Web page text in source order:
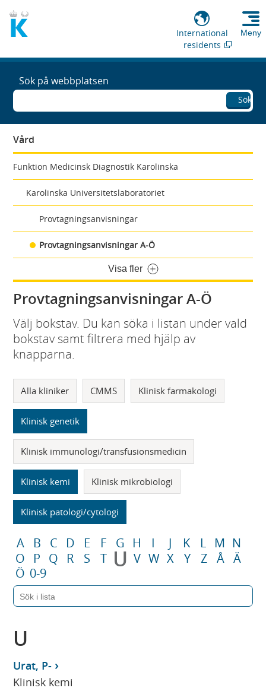
International
residents
Meny
Sök på webbplatsen
Sök
Vård
Funktion Medicinsk Diagnostik Karolinska
Karolinska Universitetslaboratoriet
Provtagningsanvisningar
Provtagningsanvisningar A-Ö
Visa fler
Provtagningsanvisningar A-Ö
Välj bokstav. Du kan söka i listan under vald
bokstav samt filtrera med hjälp av
knapparna.
Alla kliniker CMMS Klinisk farmakologi
Klinisk genetik
Klinisk immunologi/transfusionsmedicin
Klinisk kemi Klinisk mikrobiologi
Klinisk patologi/cytologi
A B C D E F G H I J K L M N
O
P Q R S T U V W X Y Z Å Ä
Ö 0-9
U
Urat, P-
Klinisk kemi